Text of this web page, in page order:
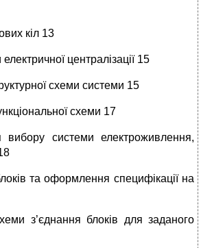
кіл 13
централізації 15
схеми системи 15
схеми 17
вибору системи електроживлення,
та оформлення специфікації на
з’єднання блоків для заданого